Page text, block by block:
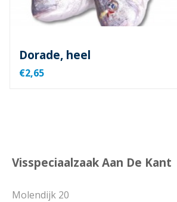
Dorade, heel
€2,65
Visspeciaalzaak Aan De Kant
Molendijk 20